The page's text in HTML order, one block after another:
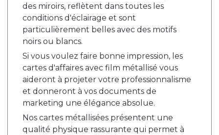
des miroirs, reflètent dans toutes les
conditions d'éclairage et sont
particulièrement belles avec des motifs
noirs ou blancs.
Si vous voulez faire bonne impression, les
cartes d'affaires avec film métallisé vous
aideront à projeter votre professionnalisme
et donneront à vos documents de
marketing une élégance absolue.
Nos cartes métallisées présentent une
qualité physique rassurante qui permet à